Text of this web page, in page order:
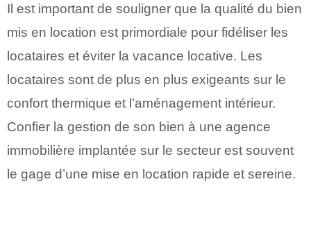
Il est important de souligner que la qualité du bien
mis en location est primordiale pour fidéliser les
locataires et éviter la vacance locative. Les
locataires sont de plus en plus exigeants sur le
confort thermique et l’aménagement intérieur.
Confier la gestion de son bien à une agence
immobilière implantée sur le secteur est souvent
le gage d’une mise en location rapide et sereine.